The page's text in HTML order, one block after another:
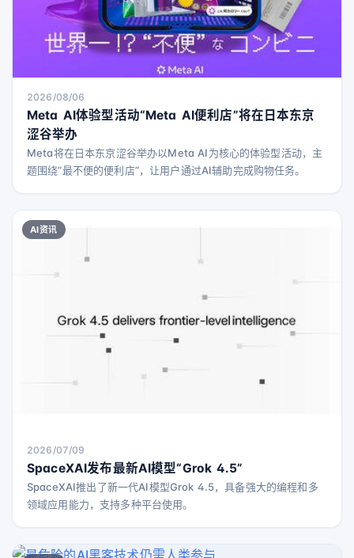
2026/08/06
Meta AI体验型活动“Meta AI便利店”将在日本东京
涩谷举办
Meta将在日本东京涩谷举办以Meta AI为核心的体验型活动，主
题围绕“最不便的便利店”，让用户通过AI辅助完成购物任务。
AI资讯
2026/07/09
SpaceXAI发布最新AI模型“Grok 4.5”
SpaceXAI推出了新一代AI模型Grok 4.5，具备强大的编程和多
领域应用能力，支持多种平台使用。